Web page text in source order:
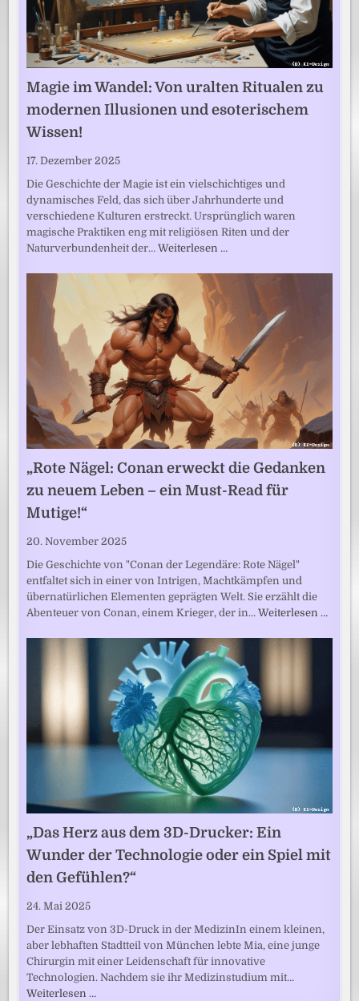
Magie im Wandel: Von uralten Ritualen zu
modernen Illusionen und esoterischem
Wissen!
17. Dezember 2025
Die Geschichte der Magie ist ein vielschichtiges und
dynamisches Feld, das sich über Jahrhunderte und
verschiedene Kulturen erstreckt. Ursprünglich waren
magische Praktiken eng mit religiösen Riten und der
Naturverbundenheit der…Weiterlesen …
„Rote Nägel: Conan erweckt die Gedanken
zu neuem Leben – ein Must-Read für
Mutige!“
20. November 2025
Die Geschichte von "Conan der Legendäre: Rote Nägel"
entfaltet sich in einer von Intrigen, Machtkämpfen und
übernatürlichen Elementen geprägten Welt. Sie erzählt die
Abenteuer von Conan, einem Krieger, der in…Weiterlesen …
„Das Herz aus dem 3D-Drucker: Ein
Wunder der Technologie oder ein Spiel mit
den Gefühlen?“
24. Mai 2025
Der Einsatz von 3D-Druck in der MedizinIn einem kleinen,
aber lebhaften Stadtteil von München lebte Mia, eine junge
Chirurgin mit einer Leidenschaft für innovative
Technologien. Nachdem sie ihr Medizinstudium mit…
Weiterlesen …